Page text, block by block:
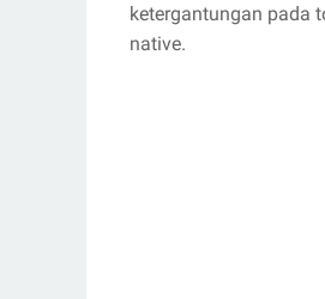
ketergantungan pada
native.